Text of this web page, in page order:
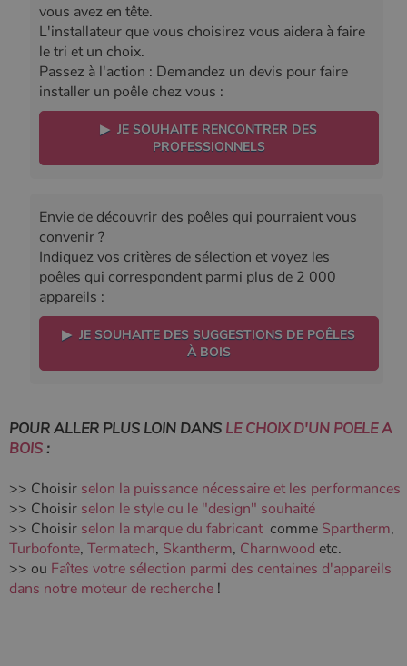
vous avez en tête.
L'installateur que vous choisirez vous aidera à faire
le tri et un choix.
Passez à l'action : Demandez un devis pour faire
installer un poêle chez vous :
▶ JE SOUHAITE RENCONTRER DES
PROFESSIONNELS
Envie de découvrir des poêles qui pourraient vous
convenir ?
Indiquez vos critères de sélection et voyez les
poêles qui correspondent parmi plus de 2 000
appareils :
▶ JE SOUHAITE DES SUGGESTIONS DE POÊLES
À BOIS
POUR ALLER PLUS LOIN DANS LE CHOIX D'UN POELE A
BOIS:
>> Choisir selon la puissance nécessaire et les performances
>> Choisir selon le style ou le "design" souhaité
>> Choisir selon la marque du fabricant comme Spartherm,
Turbofonte, Termatech, Skantherm, Charnwood etc.
>> ou Faîtes votre sélection parmi des centaines d'appareils
dans notre moteur de recherche !